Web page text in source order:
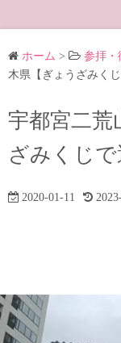
リ
ー ホーム > 参拝・
木県【ぎょうざみくじ
宇都宮二荒
ざみくじで
2020-01-11